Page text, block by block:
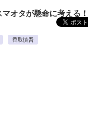
オタが懸命に考える！
香取慎吾